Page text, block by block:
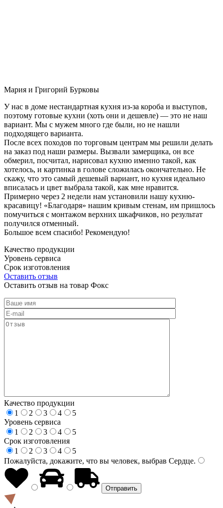
Мария и Григорий Бурковы
У нас в доме нестандартная кухня из-за короба и выступов,
поэтому готовые кухни (хоть они и дешевле) — это не наш
вариант. Мы с мужем много где были, но не нашли
подходящего варианта.
После всех походов по торговым центрам мы решили делать
на заказ под наши размеры. Вызвали замерщика, он все
обмерил, посчитал, нарисовал кухню именно такой, как
хотелось, и картинка в голове сложилась окончательно. Не
скажу, что это самый дешевый вариант, но кухня идеально
вписалась и цвет выбрала такой, как мне нравится.
Примерно через 2 недели нам установили нашу кухню-
красавицу! «Благодаря» нашим кривым стенам, им пришлось
помучиться с монтажом верхних шкафчиков, но результат
получился отменный.
Большое всем спасибо! Рекомендую!
Качество продукции
Уровень сервиса
Срок изготовления
Оставить отзыв
Оставить отзыв на товар Фокс
Качество продукции
1
2 3 4
5
Уровень сервиса
1
2 3 4
5
Срок изготовления
1
2 3 4
5
Пожалуйста, докажите, что вы человек, выбрав Сердце.